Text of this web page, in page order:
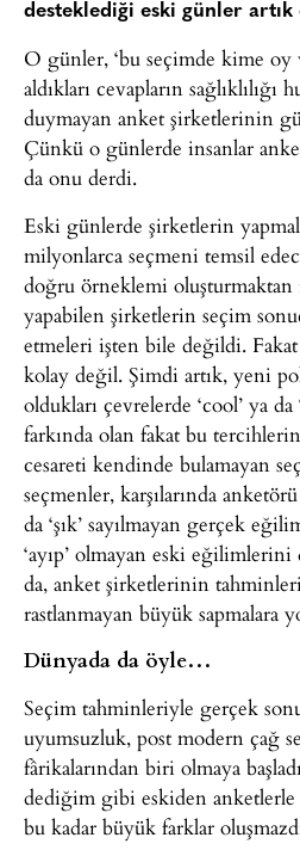
desteklediği eski günler artık
O günler, ‘bu seçimde kime oy
aldıkları cevapların sağlıklılığı
duymayan anket şirketlerinin
Çünkü o günlerde insanlar
da onu derdi.
Eski günlerde şirketlerin
milyonlarca seçmeni temsil
doğru örneklemi
yapabilen şirketlerin seçim
etmeleri işten bile değildi.
kolay değil. Şimdi artık, yeni
oldukları çevrelerde ‘cool’ ya da
farkında olan fakat bu
cesareti kendinde bulamayan
seçmenler, karşılarında
da ‘şık’ sayılmayan gerçek
‘ayıp’ olmayan eski
da, anket şirketlerinin
rastlanmayan büyük sapmalara
Dünyada da öyle…
Seçim tahminleriyle gerçek
uyumsuzluk, post modern çağ
fârikalarından biri olmaya
dediğim gibi eskiden anketlerle
bu kadar büyük farklar